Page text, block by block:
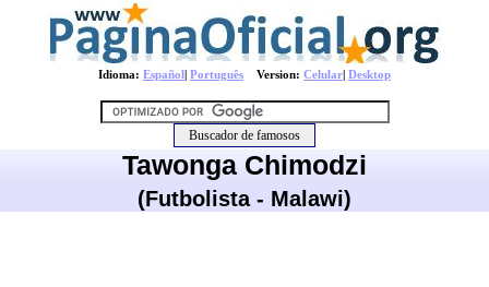
Idioma: Español| Português Version: Celular| Desktop
Tawonga Chimodzi
(Futbolista - Malawi)